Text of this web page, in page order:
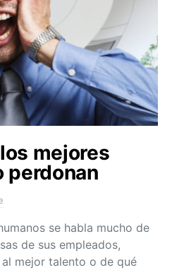
mejores
perdonan
se habla mucho de
de sus empleados,
mejor talento o de qué